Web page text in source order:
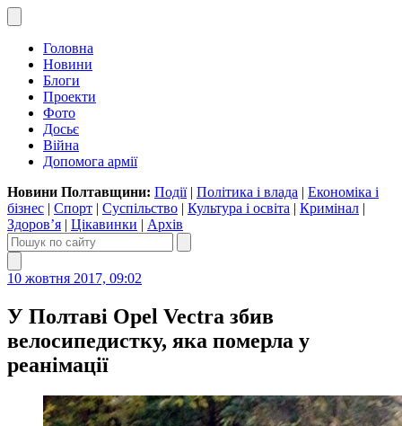
Головна
Новини
Блоги
Проекти
Фото
Досьє
Війна
Допомога армії
Новини Полтавщини: Події| Політика і влада | Економіка і
бізнес | Спорт | Суспільство | Культура і освіта | Кримінал |
Здоров’я | Цікавинки | Архів
10 жовтня 2017, 09:02
У Полтаві Opel Vectra збив
велосипедистку, яка померла у
реанімації